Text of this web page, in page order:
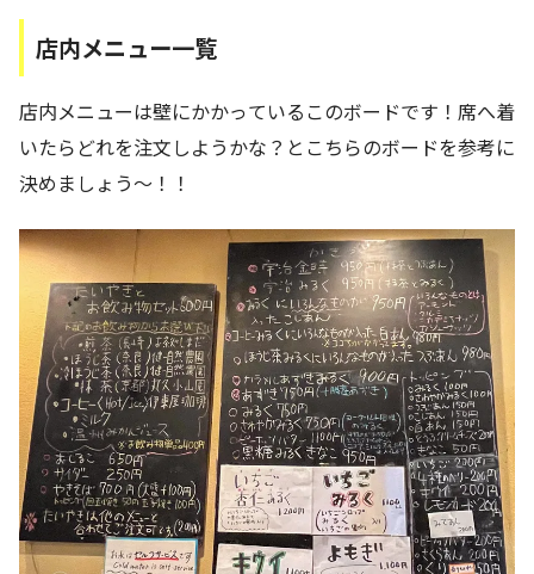
店内メニュー一覧
店内メニューは壁にかかっているこのボードです！席へ着
いたらどれを注文しようかな？とこちらのボードを参考に
決めましょう～！！